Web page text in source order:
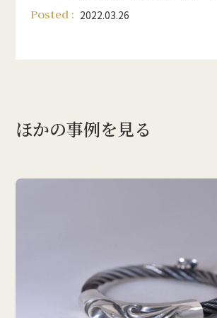
Posted : 2022.03.26
ほかの事例を見る